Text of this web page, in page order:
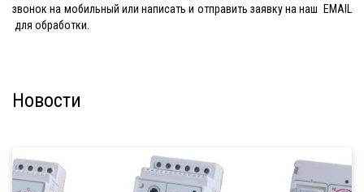
звонок на мобильный или написать и отправить заявку на наш EMAIL
для обработки.
Новости